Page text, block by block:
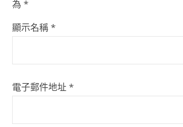
為 *
顯示名稱 *
電子郵件地址 *